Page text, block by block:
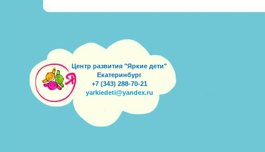
Центр развития "Яркие дети"
Екатеринбург
+7 (343) 288-70-21
yarkiedeti@yandex.ru